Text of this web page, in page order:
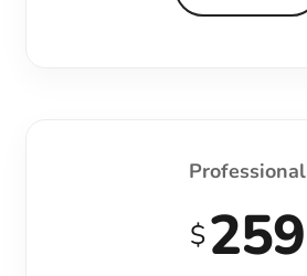
Professional
$259